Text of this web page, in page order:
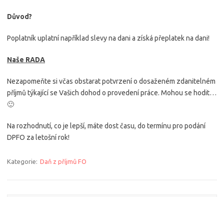
Důvod?
Poplatník uplatní například slevy na dani a získá přeplatek na dani!
Naše RADA
Nezapomeňte si včas obstarat potvrzení o dosaženém zdanitelném
příjmů týkající se Vašich dohod o provedení práce. Mohou se hodit…
🙂
Na rozhodnutí, co je lepší, máte dost času, do termínu pro podání
DPFO za letošní rok!
Kategorie: Daň z příjmů FO